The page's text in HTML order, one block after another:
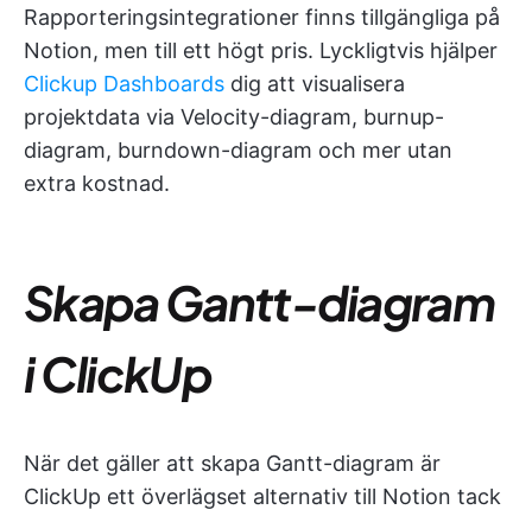
Rapporteringsintegrationer finns tillgängliga på
Notion, men till ett högt pris. Lyckligtvis hjälper
Clickup Dashboards dig att visualisera
projektdata via Velocity-diagram, burnup-
diagram, burndown-diagram och mer utan
extra kostnad.
Skapa Gantt-diagram
i ClickUp
När det gäller att skapa Gantt-diagram är
ClickUp ett överlägset alternativ till Notion tack